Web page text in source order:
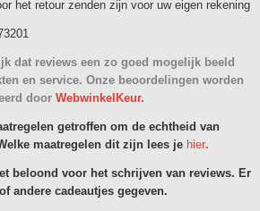
het retour zenden zijn voor uw eigen rekening
dat reviews een zo goed mogelijk beeld
en service. Onze beoordelingen worden
door WebwinkelKeur.
getroffen om de echtheid van
maatregelen dit zijn lees je hier.
beloond voor het schrijven van reviews. Er
andere cadeautjes gegeven.